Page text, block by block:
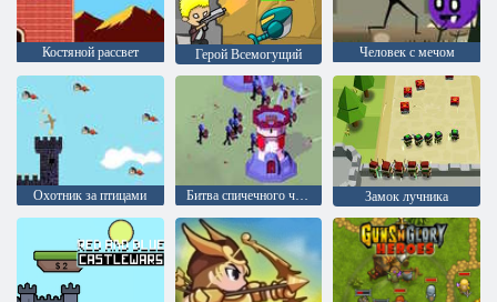
Костяной рассвет Герой Всемогущий Человек с мечом
Охотник за птицами Битва спичечного человека Замок лучника